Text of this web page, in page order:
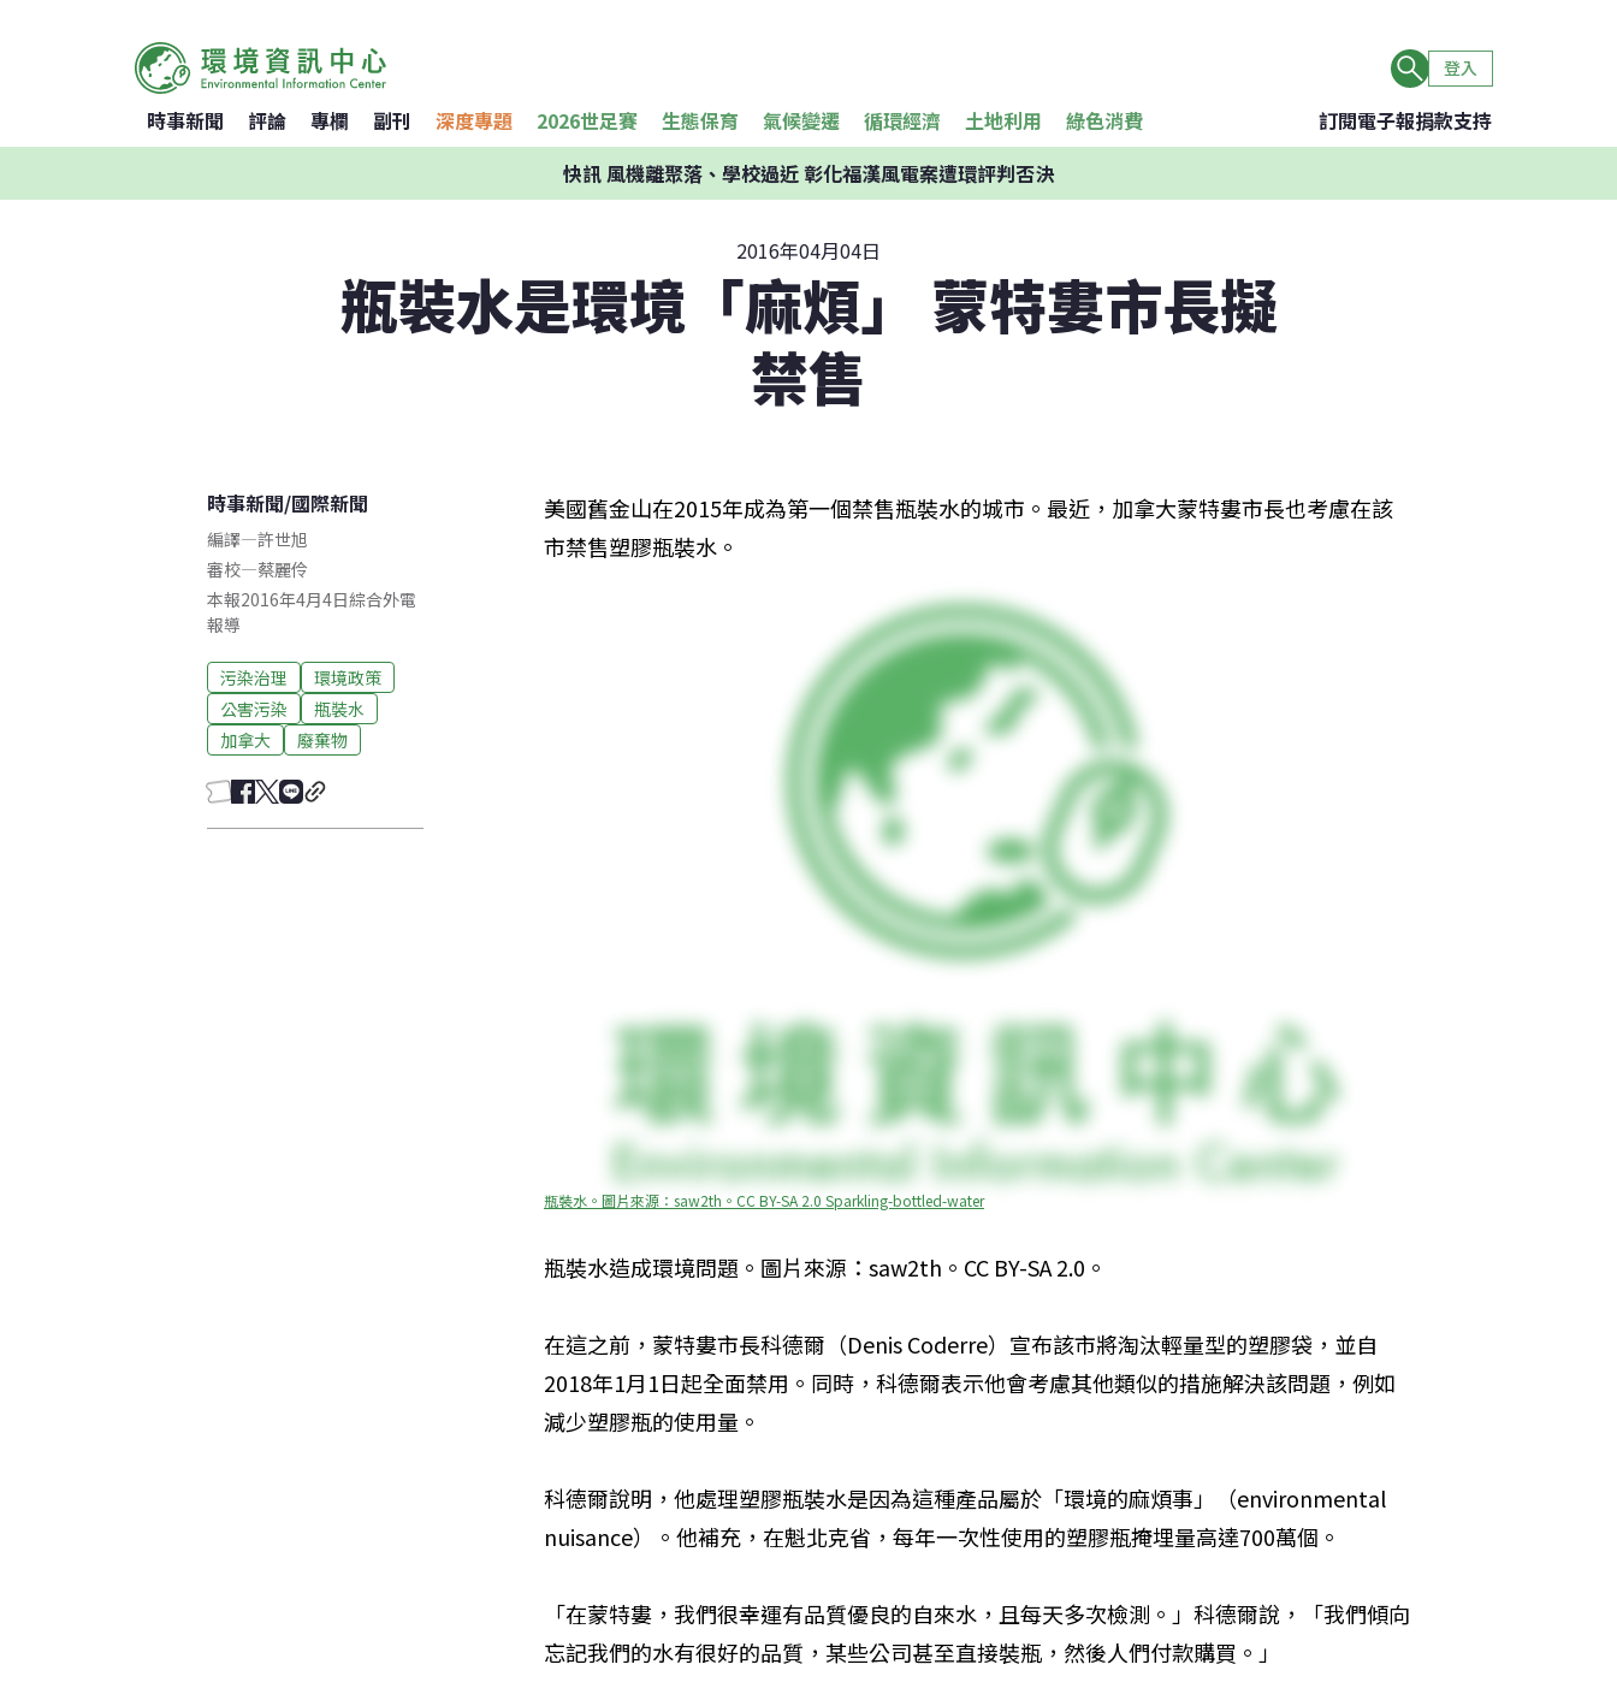
登入
時事新聞 評論 專欄 副刊 深度專題 2026世足賽 生態保育 氣候變遷 循環經濟 土地利用 綠色消費 訂閱電子報捐款支持
快訊風機離聚落、學校過近 彰化福漢風電案遭環評判否決
2016年04月04日
瓶裝水是環境「麻煩」 蒙特婁市長擬
禁售
時事新聞/國際新聞
編譯—許世旭
審校—蔡麗伶
本報2016年4月4日綜合外電
報導
污染治理
環境政策
公害污染
瓶裝水
加拿大
廢棄物
美國舊金山在2015年成為第一個禁售瓶裝水的城市。最近，加拿大蒙特婁市長也考慮在該
市禁售塑膠瓶裝水。
瓶裝水。圖片來源：saw2th。CC BY-SA 2.0 Sparkling-bottled-water
瓶裝水造成環境問題。圖片來源：saw2th。CC BY-SA 2.0。
在這之前，蒙特婁市長科德爾（Denis Coderre）宣布該市將淘汰輕量型的塑膠袋，並自
2018年1月1日起全面禁用。同時，科德爾表示他會考慮其他類似的措施解決該問題，例如
減少塑膠瓶的使用量。
科德爾說明，他處理塑膠瓶裝水是因為這種產品屬於「環境的麻煩事」（environmental
nuisance）。他補充，在魁北克省，每年一次性使用的塑膠瓶掩埋量高達700萬個。
「在蒙特婁，我們很幸運有品質優良的自來水，且每天多次檢測。」科德爾說，「我們傾向
忘記我們的水有很好的品質，某些公司甚至直接裝瓶，然後人們付款購買。」